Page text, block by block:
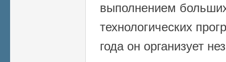
выполнением
технологических
года он организует